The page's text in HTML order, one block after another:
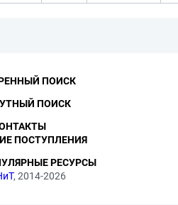
, 2014-2026
ПОИСК
ПОИСК
ПОСТУПЛЕНИЯ
РЕСУРСЫ